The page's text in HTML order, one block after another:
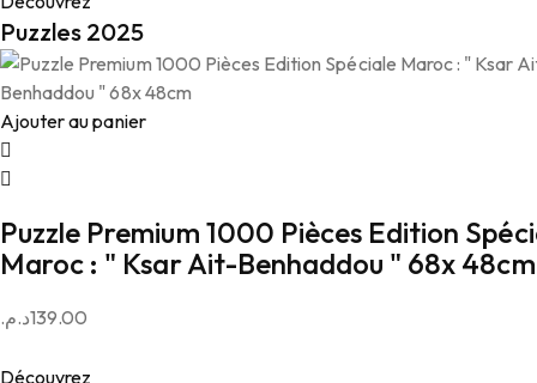
Puzzles 2025
Ajouter au panier
Puzzle Premium 1000 Pièces Edition
Maroc : " Ksar Ait-Benhaddou " 68x 48cm
139.00د.م.
Découvrez